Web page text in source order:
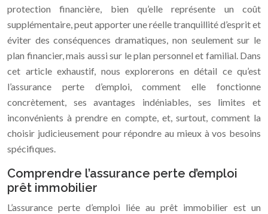
protection financière, bien qu’elle représente un coût
supplémentaire, peut apporter une réelle tranquillité d’esprit et
éviter des conséquences dramatiques, non seulement sur le
plan financier, mais aussi sur le plan personnel et familial. Dans
cet article exhaustif, nous explorerons en détail ce qu’est
l’assurance perte d’emploi, comment elle fonctionne
concrètement, ses avantages indéniables, ses limites et
inconvénients à prendre en compte, et, surtout, comment la
choisir judicieusement pour répondre au mieux à vos besoins
spécifiques.
Comprendre l’assurance perte d’emploi
prêt immobilier
L’assurance perte d’emploi liée au prêt immobilier est un